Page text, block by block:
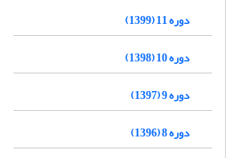
دوره 11 (1399)
دوره 10 (1398)
دوره 9 (1397)
دوره 8 (1396)